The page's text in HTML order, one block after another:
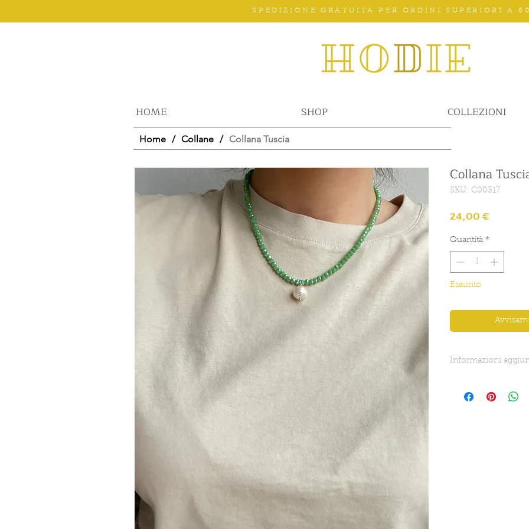
SPEDIZIONE GRATUITA PER ORDINI SUPERIORI A
HOME SHOP COLLEZIONI
Home / Collane / Collana Tuscia
Collana
SKU: C00317
24,00 €Prezzo
Quantità *
Esaurito
Informazioni